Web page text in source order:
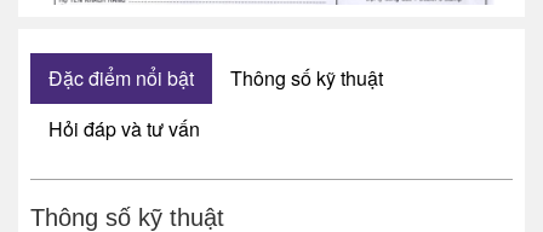
Đặc điểm nổi bật
Thông số kỹ thuật
Hỏi đáp và tư vấn
Thông số kỹ thuật